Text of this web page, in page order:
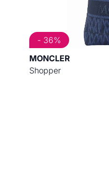
MONCLER
Shopper
- 36%